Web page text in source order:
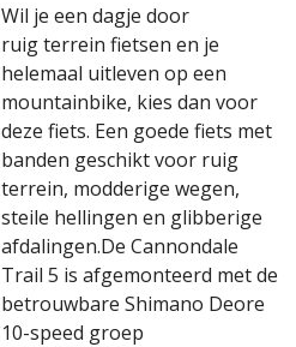
Wil je een dagje door
ruig terrein fietsen en je
helemaal uitleven op een
mountainbike, kies dan voor
deze fiets. Een goede fiets met
banden geschikt voor ruig
terrein, modderige wegen,
steile hellingen en glibberige
afdalingen.De Cannondale
Trail 5 is afgemonteerd met de
betrouwbare Shimano Deore
10-speed groep